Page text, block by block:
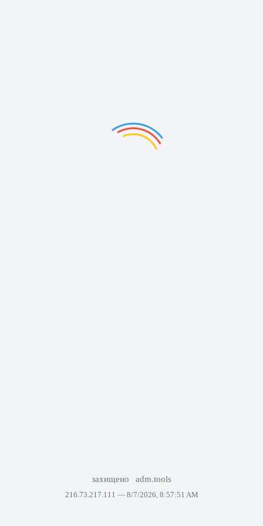
захищено adm.tools
216.73.217.111 — 8/7/2026, 8:57:51 AM